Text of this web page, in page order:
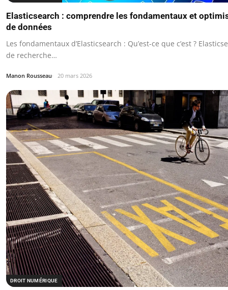
Elasticsearch : comprendre les fondamentaux et
de données
Les fondamentaux d’Elasticsearch : Qu’est-ce que c’est ?
de recherche…
Manon Rousseau 20 mars 2026
DROIT NUMÉRIQUE